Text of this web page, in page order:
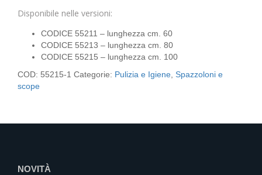
Disponibile nelle versioni:
CODICE 55211 – lunghezza cm. 60
CODICE 55213 – lunghezza cm. 80
CODICE 55215 – lunghezza cm. 100
COD: 55215-1 Categorie: Pulizia e Igiene Spazzoloni e
scope
NOVITÀ